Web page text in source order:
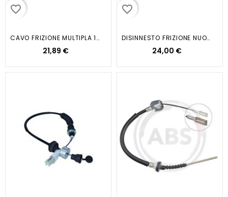
favorite_border
CAVO FRIZIONE MULTIPLA 1.6 16V...
21,89 €
favorite_border
DISINNESTO FRIZIONE NUOVA PANDA...
24,00 €